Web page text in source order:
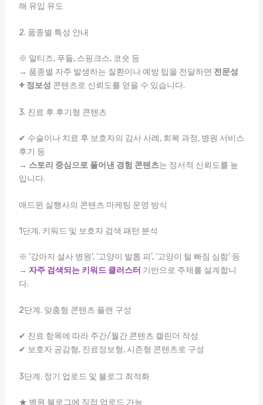
해 유입 유도
2. 품종별 특성 안내
※ 말티즈, 푸들, 스핑크스, 코숏 등
→ 품종별 자주 발생하는 질환이나 예방 팁을 전달하면 전문성
+ 정보성 콘텐츠로 신뢰도를 얻을 수 있습니다.
3. 진료 후 후기형 콘텐츠
✔ 수술이나 치료 후 보호자의 감사 사례, 회복 과정, 병원 서비스
후기 등
→ 스토리 중심으로 풀어낸 경험 콘텐츠는 정서적 신뢰도를 높
입니다.
애드윈 실행사의 콘텐츠 마케팅 운영 방식
1단계. 키워드 및 보호자 검색 패턴 분석
※ ‘강아지 설사 병원’, ‘고양이 발톱 피’, ‘고양이 털 빠짐 심함’ 등
→ 자주 검색되는 키워드 클러스터 기반으로 주제를 설계합니
다.
2단계. 맞춤형 콘텐츠 플랜 구성
✔ 진료 항목에 따라 주간/월간 콘텐츠 캘린더 작성
✔ 보호자 공감형, 진료정보형, 시즌형 콘텐츠로 구성
3단계. 정기 업로드 및 블로그 최적화
★ 병원 블로그에 직접 업로드 가능